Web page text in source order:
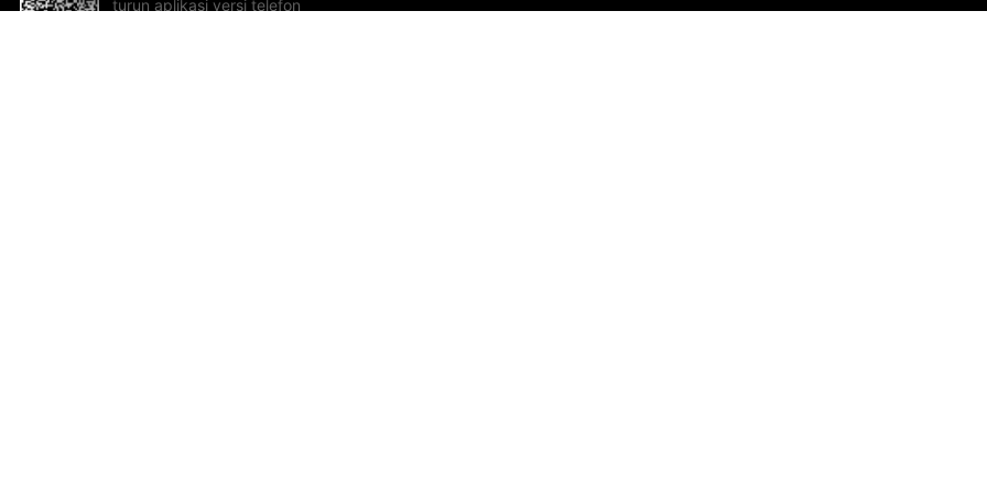
turun aplikasi versi telefon